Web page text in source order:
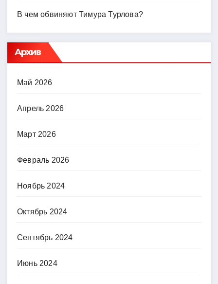
В чем обвиняют Тимура Турлова?
Архив
Май 2026
Апрель 2026
Март 2026
Февраль 2026
Ноябрь 2024
Октябрь 2024
Сентябрь 2024
Июнь 2024